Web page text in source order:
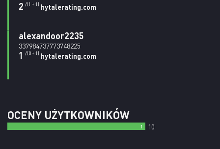
2 /(1 + 1) hytalerating.com
alexandoor2235
337984737773748225
1 /(0 + 1) hytalerating.com
OCENY UŻYTKOWNIKÓW
1 10